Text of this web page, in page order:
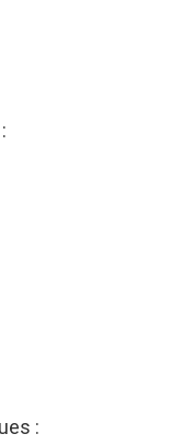
: